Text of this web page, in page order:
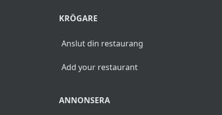
KRÖGARE
Anslut din restaurang
Add your restaurant
ANNONSERA